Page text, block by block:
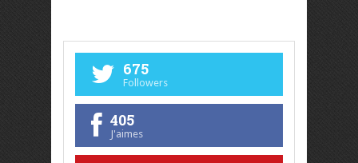
675
Followers
405
J'aimes